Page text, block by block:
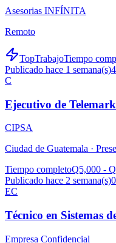
Asesorias INFÍNITA
Remoto
TopTrabajoTiempo
Publicado hace 1 semana(s)
C
Ejecutivo de
CIPSA
Ciudad de Guatemala ·
Tiempo completoQ5,000 -
Publicado hace 2 semana(s)0
EC
Técnico en Sistemas
Empresa Confidencial